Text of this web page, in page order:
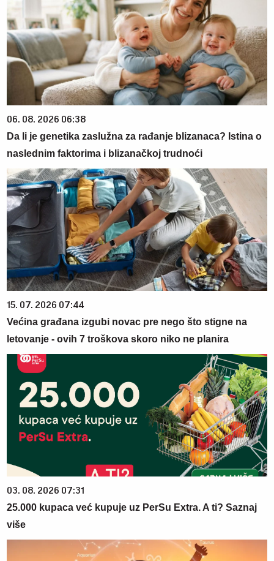
06. 08. 2026 06:38
Da li je genetika zaslužna za rađanje blizanaca? Istina o
naslednim faktorima i blizanačkoj trudnoći
15. 07. 2026 07:44
Većina građana izgubi novac pre nego što stigne na
letovanje - ovih 7 troškova skoro niko ne planira
03. 08. 2026 07:31
25.000 kupaca već kupuje uz PerSu Extra. A ti? Saznaj
više